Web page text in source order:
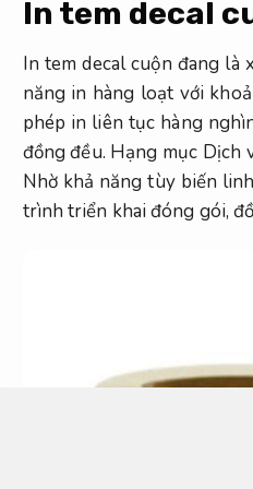
In tem decal
In tem decal cuộn đang
năng in hàng loạt với
phép in liên tục hàng
đồng đều. Hạng mục Dịch
Nhờ khả năng tùy biến
trình triển khai đóng gói,